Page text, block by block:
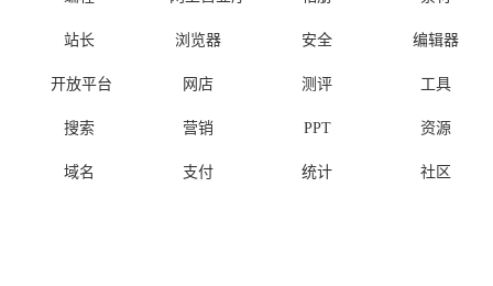
站长 浏览器 安全 编辑器
开放平台 网店 测评 工具
搜索 营销 PPT 资源
域名 支付 统计 社区